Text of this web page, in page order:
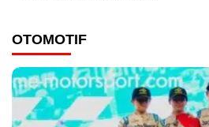
OTOMOTIF